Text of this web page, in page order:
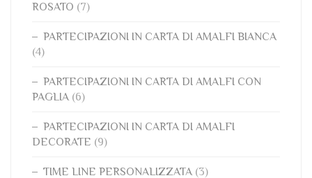
ROSATO (7)
PARTECIPAZIONI IN CARTA DI AMALFI BIANCA
(4)
PARTECIPAZIONI IN CARTA DI AMALFI CON
PAGLIA (6)
PARTECIPAZIONI IN CARTA DI AMALFI
DECORATE (9)
TIME LINE PERSONALIZZATA (3)